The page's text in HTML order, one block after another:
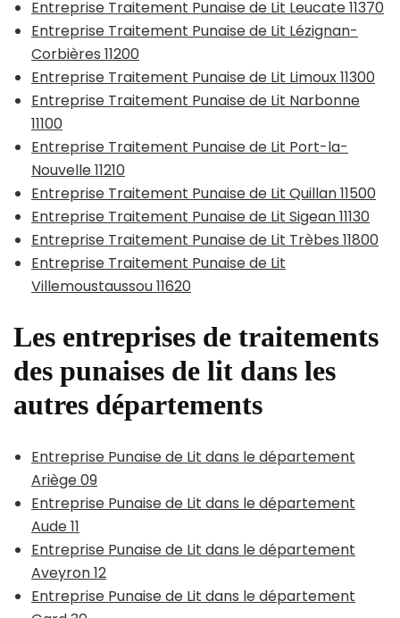
Entreprise Traitement Punaise de Lit Leucate 11370
Entreprise Traitement Punaise de Lit Lézignan-
Corbières 11200
Entreprise Traitement Punaise de Lit Limoux 11300
Entreprise Traitement Punaise de Lit Narbonne
11100
Entreprise Traitement Punaise de Lit Port-la-
Nouvelle 11210
Entreprise Traitement Punaise de Lit Quillan 11500
Entreprise Traitement Punaise de Lit Sigean 11130
Entreprise Traitement Punaise de Lit Trèbes 11800
Entreprise Traitement Punaise de Lit
Villemoustaussou 11620
Les entreprises de traitements
des punaises de lit dans les
autres départements
Entreprise Punaise de Lit dans le département
Ariège 09
Entreprise Punaise de Lit dans le département
Aude 11
Entreprise Punaise de Lit dans le département
Aveyron 12
Entreprise Punaise de Lit dans le département